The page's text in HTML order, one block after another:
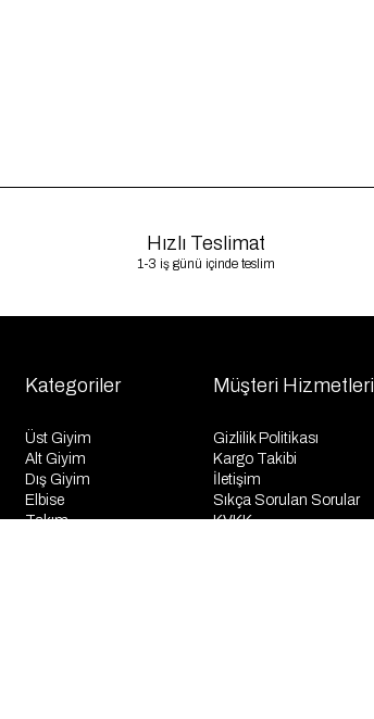
Hızlı Teslimat
1-3 iş günü içinde teslim
Kategoriler
Üst Giyim
Alt Giyim
Dış Giyim
Elbise
Takım
Müşteri Hizmetleri
Gizlilik Politikası
Kargo Takibi
İletişim
Sıkça Sorulan Sorular
KVKK